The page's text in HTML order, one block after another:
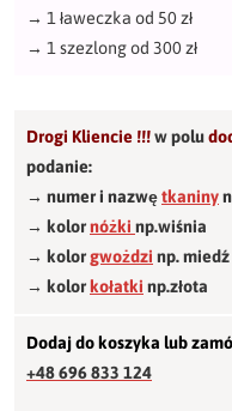
→ 1 ławeczka od 50 zł
→ 1 szezlong od 300 zł
Drogi Kliencie !!!w polu
podanie:
→ numer i nazwętkaniny
→ kolornóżki np.wiśnia
→ kolorgwożdzi np. miedź
→ kolorkołatki np.złota
Dodaj do koszyka lub
+48 696 833 124